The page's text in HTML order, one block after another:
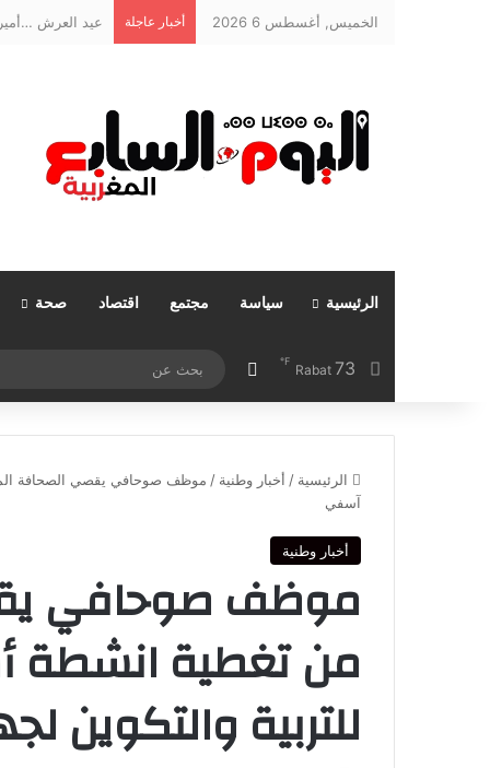
الخميس, أغسطس 6 2026 أخبار عاجلة عيد العرش
الرئيسية سياسة مجتمع اقتصاد صحة
Rabat 73
℉ مقال عشوائي
الرئيسية / أخبار وطنية / موظف صوحافي يقصي الصحافة
آسفي
أخبار وطنية
موظف صوحافي
من تغطية انشطة
للتربية